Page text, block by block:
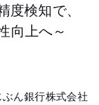
検知で、
向上へ～
ぶん銀行株式会社